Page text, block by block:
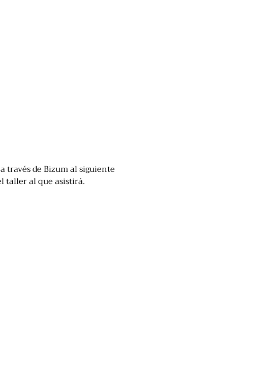
través de Bizum al siguiente
taller al que asistirá.